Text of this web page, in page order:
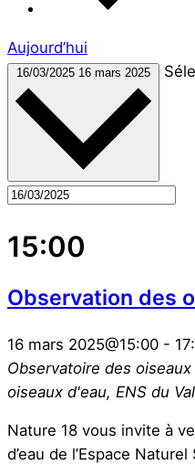
Aujourd’hui
16/03/2025 16 mars 2025
15:00
Observation des
16 mars 2025@15:00 -
Observatoire des
oiseaux d'eau, ENS du
Nature 18 vous invite à
d’eau de l’Espace